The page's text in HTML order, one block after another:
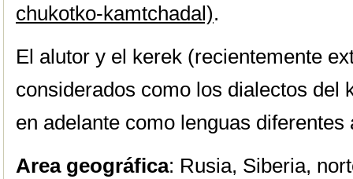
chukotko-kamtchadal).
El alutor y el kerek (recientemente
considerados como los dialectos del
en adelante como lenguas diferentes
Area geográfica: Rusia, Siberia,